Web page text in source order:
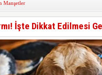
Manşetler
İşte Dikkat Edilmesi